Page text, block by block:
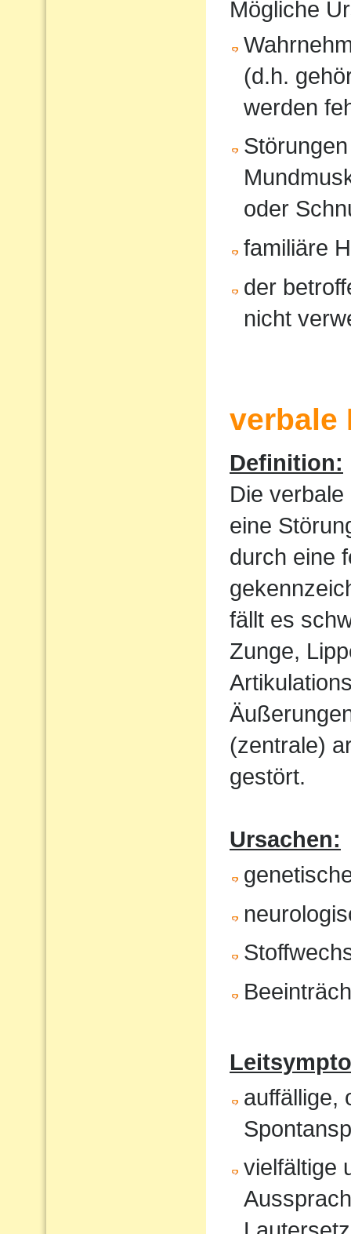
Mögliche
(d.h.
werden
oder
familiäre
der
nicht
verbale
Definition:
Die
eine
durch eine
fällt es
Zunge,
(zentrale)
gestört.
Ursachen:
auffällige,
vielfältige